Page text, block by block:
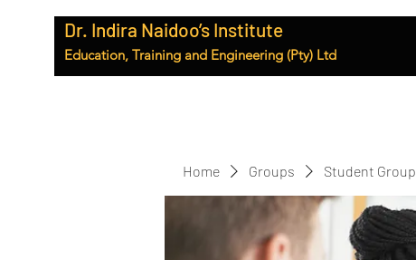
Dr. Indira Naidoo’s Institute
Education, Training and Engineering (Pty) Ltd
Home Groups Student Group